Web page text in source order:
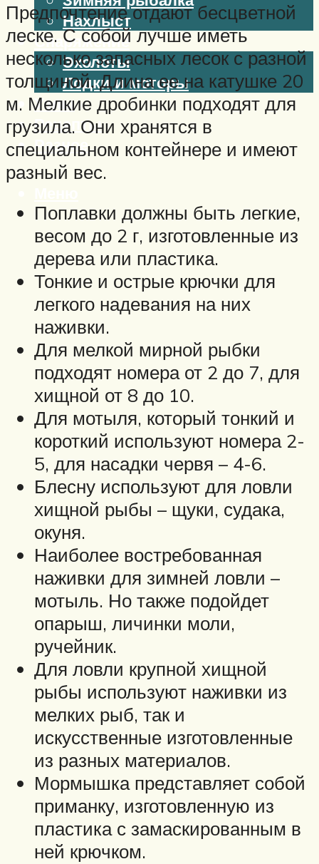
Нахлыст
Снаряжение
Эхолоты
Лодки и моторы
Узлы
Рецепты
Разное
Предпочтение отдают бесцветной
леске. С собой лучше иметь
несколько запасных лесок с разной
толщиной. Длина ее на катушке 20
м. Мелкие дробинки подходят для
грузила. Они хранятся в
специальном контейнере и имеют
разный вес.
Поплавки должны быть легкие,
весом до 2 г, изготовленные из
дерева или пластика.
Тонкие и острые крючки для
легкого надевания на них
наживки.
Для мелкой мирной рыбки
подходят номера от 2 до 7, для
хищной от 8 до 10.
Для мотыля, который тонкий и
короткий используют номера 2-
5, для насадки червя – 4-6.
Блесну используют для ловли
хищной рыбы – щуки, судака,
окуня.
Наиболее востребованная
наживки для зимней ловли –
мотыль. Но также подойдет
опарыш, личинки моли,
ручейник.
Для ловли крупной хищной
рыбы используют наживки из
мелких рыб, так и
искусственные изготовленные
из разных материалов.
Мормышка представляет собой
приманку, изготовленную из
пластика с замаскированным в
ней крючком.